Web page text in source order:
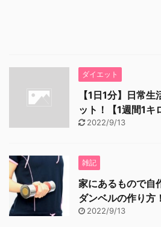
ダイエット
【1日1分】日常
ット！【1週間1キ
2022/9/13
雑記
家にあるもので自
ダンベルの作り方！
2022/9/13